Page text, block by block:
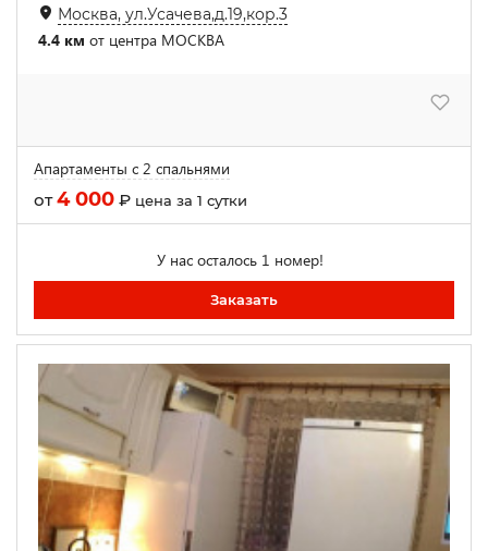
Москва, ул.Усачева,д.19,кор.3
4.4 км от центра МОСКВА
Апартаменты с 2 спальнями
от4 000 ₽ цена за 1 сутки
У нас осталось 1 номер!
Заказать